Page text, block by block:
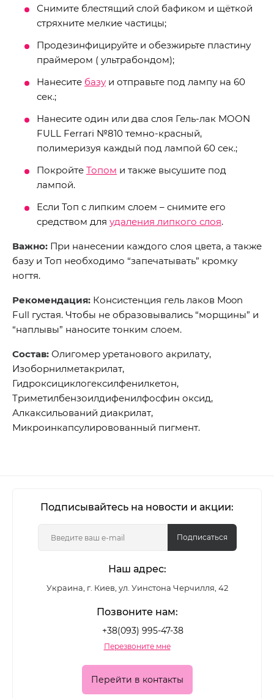
Снимите блестящий слой бафиком и щёткой
стряхните мелкие частицы;
Продезинфицируйте и обезжирьте пластину
праймером ( ультрабондом);
Нанесите базу и отправьте под лампу на 60
сек.;
Нанесите один или два слоя Гель-лак MOON
FULL Ferrari №810 темно-красный,
полимеризуя каждый под лампой 60 сек.;
Покройте Топом и также высушите под
лампой.
Если Топ с липким слоем – снимите его
средством для удаления липкого слоя.
Важно: При нанесении каждого слоя цвета, а также
базу и Топ необходимо “запечатывать” кромку
ногтя.
Рекомендация: Консистенция гель лаков Moon
Full густая. Чтобы не образовывались “морщины” и
“наплывы” наносите тонким слоем.
Состав: Олигомер уретанового акрилату,
Изоборнилметакрилат,
Гидроксициклогексилфенилкетон,
Триметилбензоилдифенилфосфин оксид,
Алкаксильований диакрилат,
Микроинкапсулировованный пигмент.
Подписывайтесь на новости и акции:
Подписаться
Наш адрес:
Украина, г. Киев, ул. Уинстона Черчилля, 42
Позвоните нам:
+38(093) 995-47-38
Перезвоните мне
Перейти в контакты